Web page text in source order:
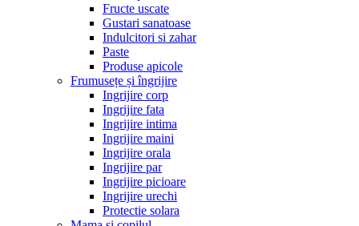
Fructe uscate
Gustari sanatoase
Indulcitori si zahar
Paste
Produse apicole
Frumusețe și îngrijire
Ingrijire corp
Ingrijire fata
Ingrijire intima
Ingrijire maini
Ingrijire orala
Ingrijire par
Ingrijire picioare
Ingrijire urechi
Protectie solara